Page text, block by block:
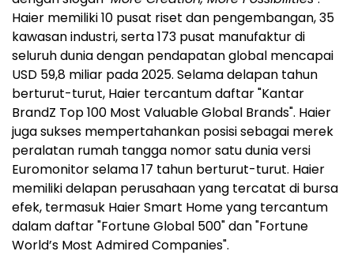
Haier memiliki 10 pusat riset dan pengembangan, 35
kawasan industri, serta 173 pusat manufaktur di
seluruh dunia dengan pendapatan global mencapai
USD 59,8 miliar pada 2025. Selama delapan tahun
berturut-turut, Haier tercantum daftar "Kantar
BrandZ Top 100 Most Valuable Global Brands". Haier
juga sukses mempertahankan posisi sebagai merek
peralatan rumah tangga nomor satu dunia versi
Euromonitor selama 17 tahun berturut-turut. Haier
memiliki delapan perusahaan yang tercatat di bursa
efek, termasuk Haier Smart Home yang tercantum
dalam daftar "Fortune Global 500" dan "Fortune
World’s Most Admired Companies".